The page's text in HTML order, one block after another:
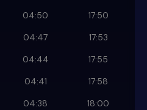
04:50
17:50
04:47
17:53
04:44
17:55
04:41
17:58
04:38
18:00